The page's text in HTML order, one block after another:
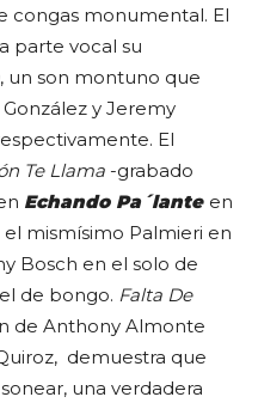
congas monumental. El
parte vocal su
, un son montuno que
y Jeremy
El
Te Llama -grabado
Echando Pa´lante en
mismísimo Palmieri en
Bosch en el solo de
de bongo. Falta De
de Anthony Almonte
demuestra que
una verdadera